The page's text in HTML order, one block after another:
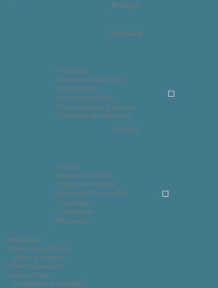
Bretagne
Sud-Ouest
Foies gras
Terrines du Sud-Ouest
Plats préparés
Accompagnement
Fruits rafraichis à l'alcool
Confitures du Sud-Ouest
Sud-Est
Herbes
Poissons du midi
Producteur d'olives
Spécialités Provençales
Tartinables
Condiments
Moutardes
ardéchoises
Terrines du Sud-Ouest
Huiles & Vinaigres
Huilerie Beaujolaise
L'artisan Popol
Condiments & Aromates